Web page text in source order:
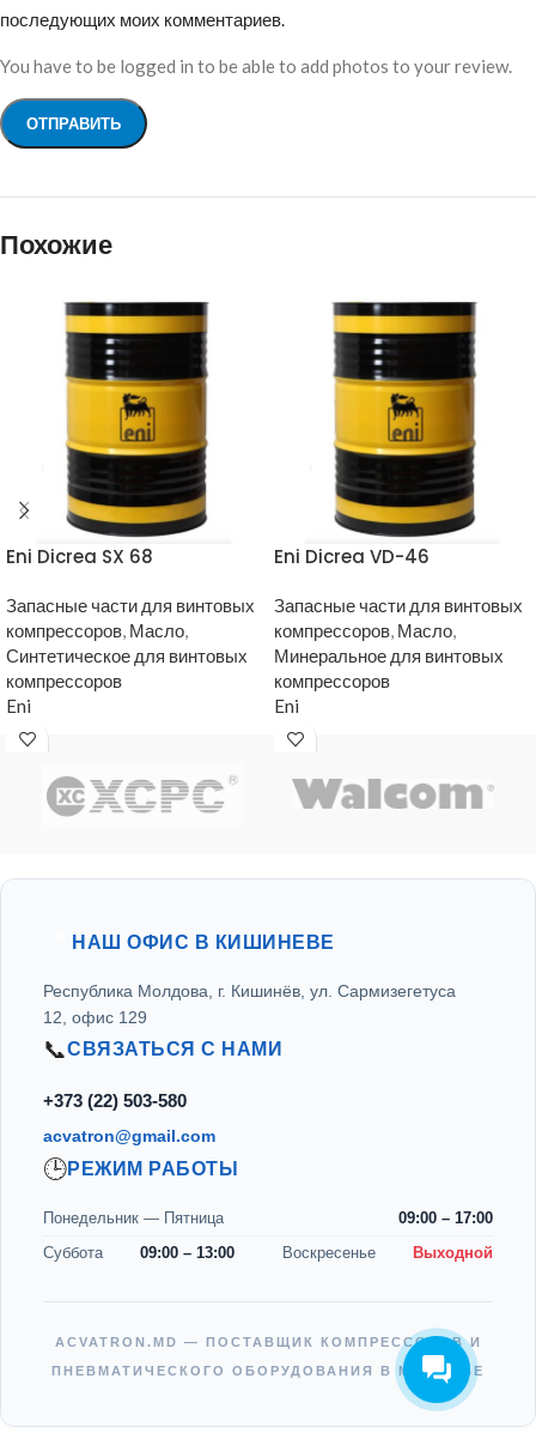
вам. Напишите мне, если у
вас появятся вопросы. Мы
Вам обязательно ответим в
последующих моих комментариев.
You have to be logged in to be able to add photos to your review.
Похожие
Eni Dicrea SX 68
Запасные части для винтовых
компрессоров, Масло,
Синтетическое для винтовых
компрессоров
Eni
Eni Dicrea VD-46
Запасные части для винтовых
компрессоров, Масло,
Минеральное для винтовых
компрессоров
Eni
НАШ ОФИС В КИШИНЕВЕ
Республика Молдова, г. Кишинёв, ул. Сармизегетуса
12, офис 129
📞СВЯЗАТЬСЯ С НАМИ
+373 (22) 503-580
acvatron@gmail.com
🕒РЕЖИМ РАБОТЫ
Понедельник — Пятница
09:00 – 17:00
Суббота
09:00 – 13:00 Воскресенье Выходной
ACVATRON.MD — ПОСТАВЩИК КОМПРЕССОРОВ И
ПНЕВМАТИЧЕСКОГО ОБОРУДОВАНИЯ В МОЛДОВЕ